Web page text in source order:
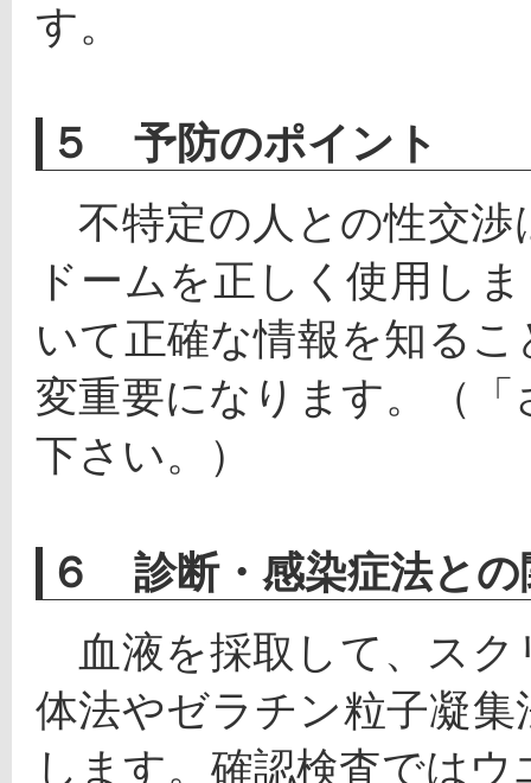
す。
５ 予防のポイント
不特定の人との性交渉
ドームを正しく使用し
いて正確な情報を知る
変重要になります。（
下さい。）
６ 診断・感染症法との
血液を採取して、スク
体法やゼラチン粒子凝
します。確認検査では